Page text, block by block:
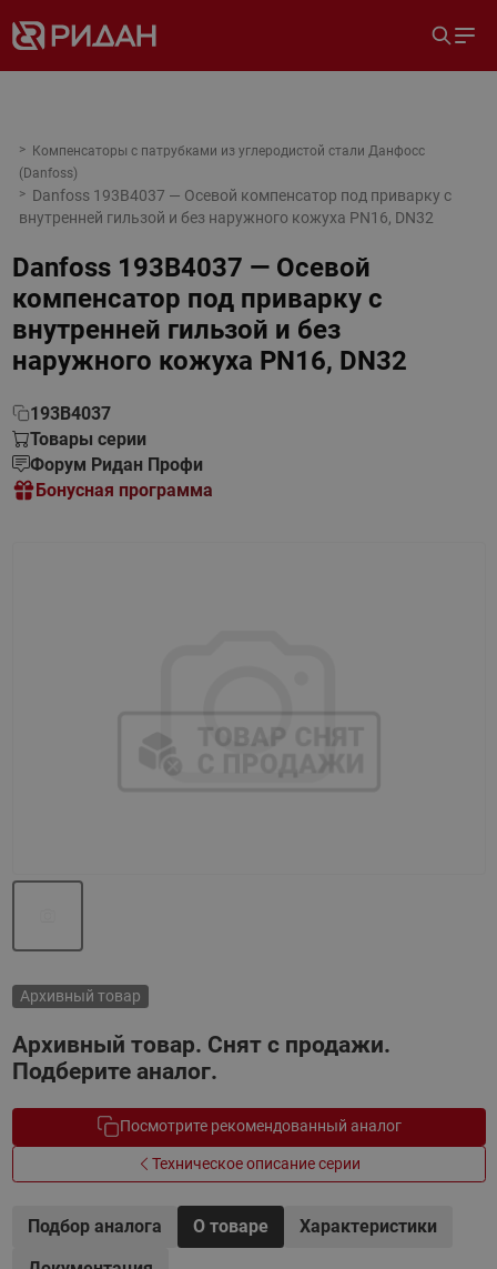
Компенсаторы с патрубками из углеродистой стали Данфосс
(Danfoss)
Danfoss 193B4037 — Осевой компенсатор под приварку c
внутренней гильзой и без наружного кожуха PN16, DN32
Danfoss 193B4037 — Осевой
компенсатор под приварку c
внутренней гильзой и без
наружного кожуха PN16, DN32
193B4037
Товары серии
Форум Ридан Профи
Бонусная программа
Архивный товар
Архивный товар. Снят с продажи.
Подберите аналог.
Посмотрите рекомендованный аналог
Техническое описание серии
Подбор аналога О товаре
Характеристики